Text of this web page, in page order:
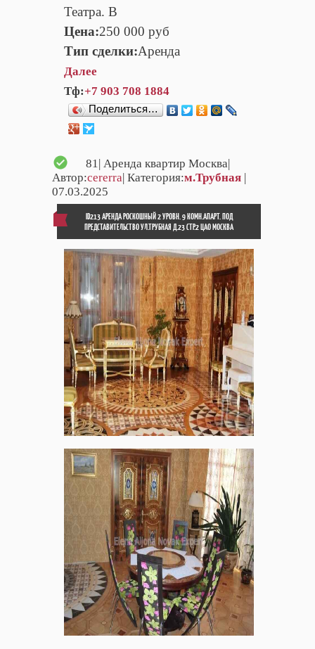
Театра. В
Цена:250 000 руб
Тип сделки:Аренда
Далее
Тф:+7 903 708 1884
Поделиться…
81 | Аренда квартир Москва|
Автор:cererra| Категория:м.Трубная |
07.03.2025
ID213 АРЕНДА РОСКОШНЫЙ 2 УРОВН. 9 КОМН.АПАРТ. ПОД
ПРЕДСТАВИТЕЛЬСТВО УЛ.ТРУБНАЯ Д.23 СТР.2 ЦАО МОСКВА